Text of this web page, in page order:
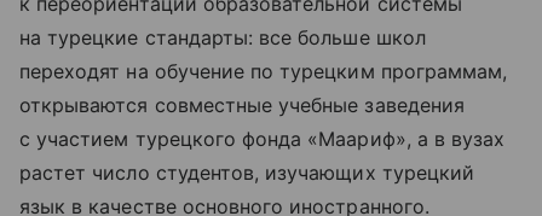
на турецкие стандарты: все больше школ
переходят на обучение по турецким программам,
открываются совместные учебные заведения
с участием турецкого фонда «Маариф», а в вузах
растет число студентов, изучающих турецкий
язык в качестве основного иностранного.